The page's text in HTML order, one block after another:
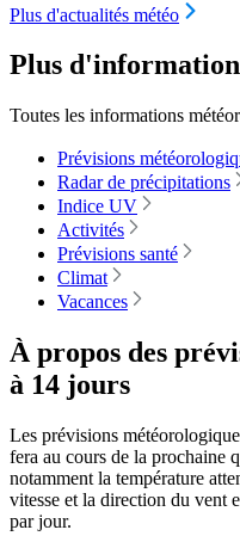
Plus d'actualités météo
Plus
Toutes les informations
Prévisions
Radar de précipitations
Indice UV
Activités
Prévisions santé
Climat
Vacances
À propos des
à 14 jours
Les prévisions
fera au cours de la prochaine
notamment la température
vitesse et la direction du vent
par jour.